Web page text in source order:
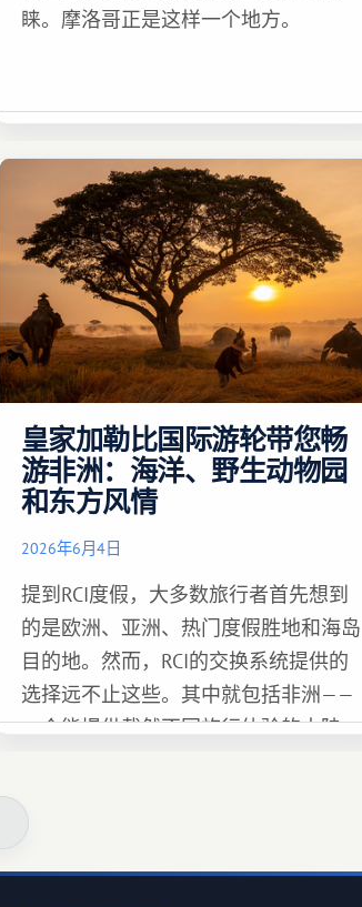
睐。摩洛哥正是这样一个地方。
皇家加勒比国际游轮带您畅
游非洲：海洋、野生动物园
和东方风情
2026年6月4日
提到RCI度假，大多数旅行者首先想到
的是欧洲、亚洲、热门度假胜地和海岛
目的地。然而，RCI的交换系统提供的
选择远不止这些。其中就包括非洲——
一个能提供截然不同旅行体验的大陆。